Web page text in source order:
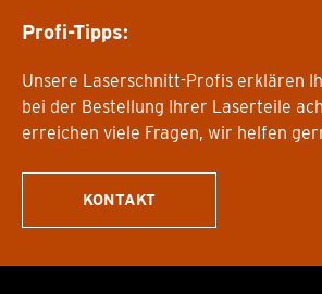
Profi-Tipps:
Unsere Laserschnitt-Profis erklären
bei der Bestellung Ihrer Laserteile
erreichen viele Fragen, wir helfen
KONTAKT